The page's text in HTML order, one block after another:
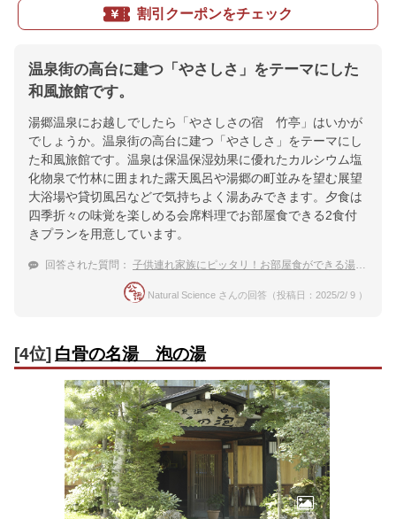
割引クーポンをチェック
温泉街の高台に建つ「やさしさ」をテーマにした
和風旅館です。
湯郷温泉にお越しでしたら「やさしさの宿 竹亭」はいかが
でしょうか。温泉街の高台に建つ「やさしさ」をテーマにし
た和風旅館です。温泉は保温保湿効果に優れたカルシウム塩
化物泉で竹林に囲まれた露天風呂や湯郷の町並みを望む展望
大浴場や貸切風呂などで気持ちよく湯あみできます。夕食は
四季折々の味覚を楽しめる会席料理でお部屋食できる2食付
きプランを用意しています。
回答された質問： 子供連れ家族にピッタリ！お部屋食ができる湯郷温泉のお宿は？
Natural Science さんの回答（投稿日：2025/2/ 9 ）
[4位] 白骨の名湯 泡の湯